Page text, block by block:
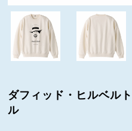
ダフィッド・ヒルベル
ル